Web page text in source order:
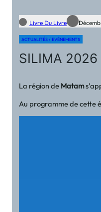
Livre Du Livre
ACTUALITÉS / EVÉNEMENTS
SILIMA
La région de Matam
Au programme de cette